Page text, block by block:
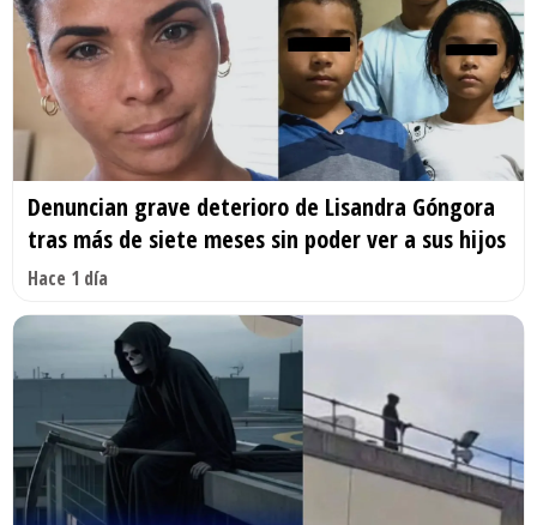
Denuncian grave deterioro de Lisandra Góngora
tras más de siete meses sin poder ver a sus hijos
Hace 1 día